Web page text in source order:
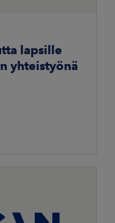
lapsille
yhteistyönä